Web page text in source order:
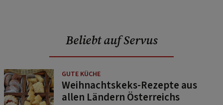
Beliebt auf Servus
GUTE KÜCHE
Weihnachtskeks-Rezepte aus
allen Ländern Österreichs